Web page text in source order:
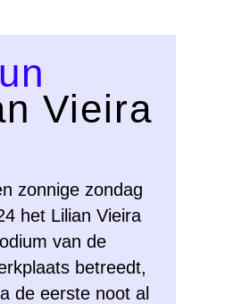
Vieira
zonnige zondag
het Lilian Vieira
van de
betreedt,
de eerste noot al